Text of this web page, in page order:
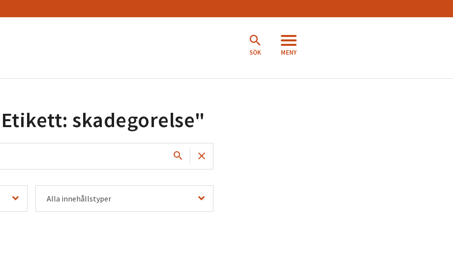
SÖK MENY
Etikett: skadegorelse"
Alla innehållstyper